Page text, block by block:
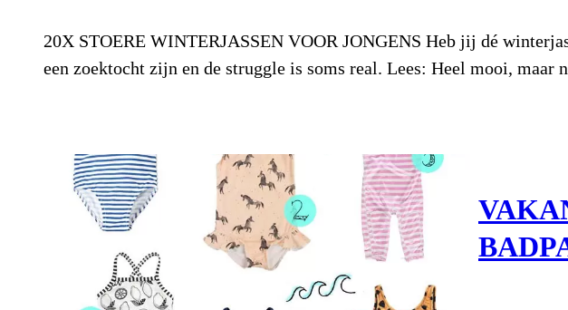
20X STOERE WINTERJASSEN VOOR JONGENS Heb jij dé
een zoektocht zijn en de struggle is soms real. Lees: Heel mooi,